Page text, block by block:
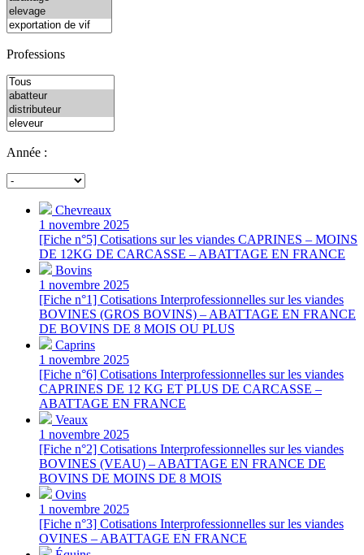
Professions
Année :
Chevreaux
1 novembre 2025
[Fiche n°5] Cotisations sur les viandes CAPRINES – MOINS
DE 12KG DE CARCASSE – ABATTAGE EN FRANCE
Bovins
1 novembre 2025
[Fiche n°1] Cotisations Interprofessionnelles sur les viandes
BOVINES (GROS BOVINS) – ABATTAGE EN FRANCE
DE BOVINS DE 8 MOIS OU PLUS
Caprins
1 novembre 2025
[Fiche n°6] Cotisations Interprofessionnelles sur les viandes
CAPRINES DE 12 KG ET PLUS DE CARCASSE –
ABATTAGE EN FRANCE
Veaux
1 novembre 2025
[Fiche n°2] Cotisations Interprofessionnelles sur les viandes
BOVINES (VEAU) – ABATTAGE EN FRANCE DE
BOVINS DE MOINS DE 8 MOIS
Ovins
1 novembre 2025
[Fiche n°3] Cotisations Interprofessionnelles sur les viandes
OVINES – ABATTAGE EN FRANCE